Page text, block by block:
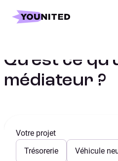
Home
Qu’est ce
médiateur ?
Votre projet
Trésorerie
Véhicule